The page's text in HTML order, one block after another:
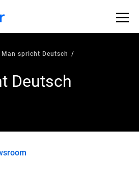
Man spricht Deutsch
Deutsch